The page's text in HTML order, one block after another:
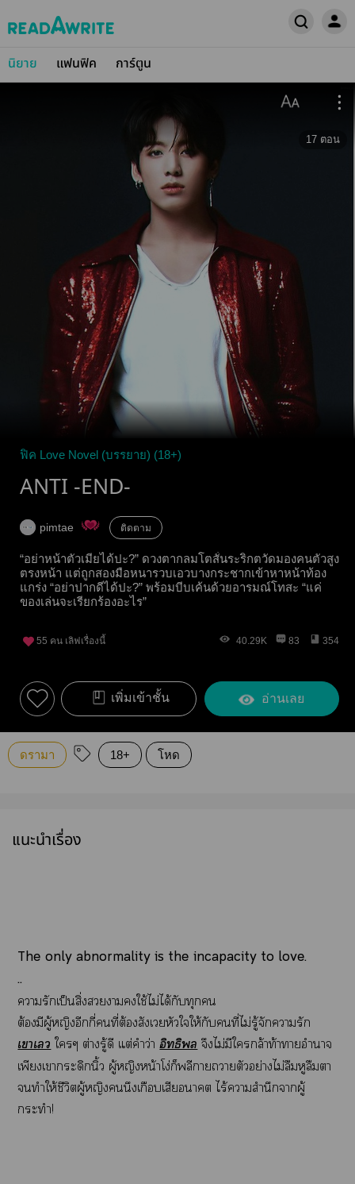
นิยาย แฟนฟิค การ์ตูน
17 ตอน
ฟิค Love Novel (บรรยาย) (18+)
ANTI -END-
pimtae ติดตาม
“อย่าหน้าตัวเมียได้ปะ?” ดวงตากลมโตสั่นระริกตวัดมองคนตัวสูง
ตรงหน้า แต่ถูกสองมือหนารวบเอวบางกระชากเข้าหาหน้าท้อง
แกร่ง “อย่าปากดีได้ปะ?” พร้อมบีบเค้นด้วยอารมณ์โทสะ “แค่
ของเล่นจะเรียกร้องอะไร”
55 คน เลิฟเรื่องนี้ 40.29K 83 354
เพิ่มเข้าชั้น อ่านเลย
ดรามา 18+ โหด
แนะนำเรื่อง
The only abnormality is the incapacity to love.
..
ารักเป็นสิ่งาใช้ไม่ได้กับทุก
ต้องมีผู้หญิงอีกกี่คนที่ต้องสังเวยหัวใให้กับคนที่ไม่รู้จัการัก
เาเใๆ ต่างรู้ดี แต่คำว่าอิทธิ จึงไม่มีใกล้าท้าาอำนาจ
เพียงเากระดิกนิ้ว ผู้หญิงหน้าโง่ก็พลีาาตัวอย่างไม่ลืมหูลืมา
ทำให้ชีวิตผู้หญิงนึงเกือบเสียา ไร้าสำนึกาผู้
กระทำ!